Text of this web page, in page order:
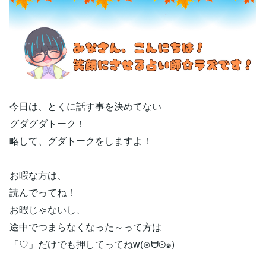
今日は、とくに話す事を決めてない
グダグダトーク！
略して、グダトークをしますよ！
お暇な方は、
読んでってね！
お暇じゃないし、
途中でつまらなくなった～って方は
「♡」だけでも押してってねw(⊙ᗨ⊙๑)